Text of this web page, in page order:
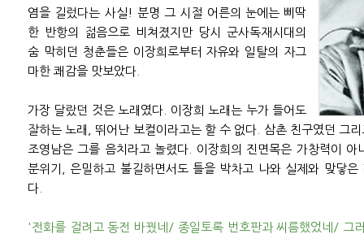
염을 길렀다는 사실! 분명 그 시절 어른의 눈에는 삐딱
한 반항의 젊음으로 비쳐졌지만 당시 군사독재시대의
숨 막히던 청춘들은 이장희로부터 자유와 일탈의 자그
마한 쾌감을 맛보았다.
가장 달랐던 것은 노래였다. 이장희 노래는 누가 들어도
잘하는 노래, 뛰어난 보컬이라고는 할 수 없다. 삼촌 친구였던 그
조영남은 그를 음치라고 놀렸다. 이장희의 진면목은 가창력이 아
분위기, 은밀하고 불길하면서도 틀을 박차고 나와 실제와 맞닿은
다.
'전화를 걸려고 동전 바꿨네/ 종일토록 번호판과 씨름했었네/ 그